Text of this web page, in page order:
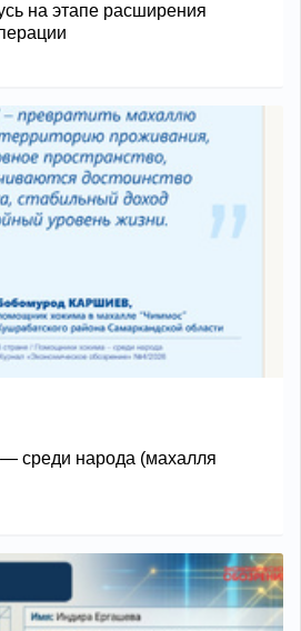
на этапе расширения
среди народа (махалля